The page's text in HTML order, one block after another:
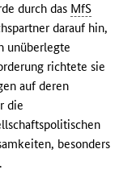
durch das MfS
darauf hin,
unüberlegte
richtete sie
auf deren
die
besonders